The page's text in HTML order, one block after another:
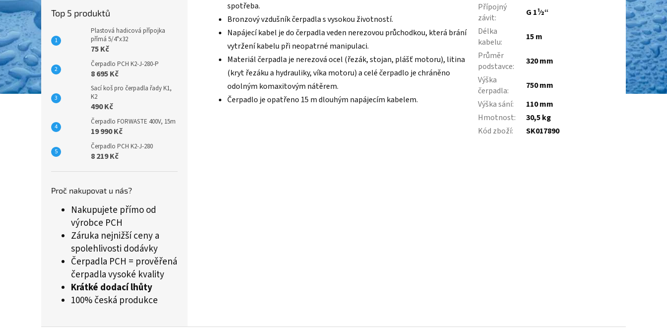
Top 5 produktů
Plastová hadicová přípojka
přímá 5/4"x32
75 Kč
Čerpadlo PCH K2-J-280-P
8 695 Kč
Sací koš pro čerpadla řady K1,
K2
490 Kč
Čerpadlo FORWASTE 400V, 15m
19 990 Kč
Čerpadlo PCH K2-J-280
8 219 Kč
Proč nakupovat u nás?
Nakupujete přímo od
výrobce PCH
Záruka nejnižší ceny a
spolehlivosti dodávky
Čerpadla PCH = prověřená
čerpadla vysoké kvality
Krátké dodací lhůty
100% česká produkce
spotřeba.
Bronzový vzdušník čerpadla s vysokou životností.
Napájecí kabel je do čerpadla veden nerezovou průchodkou, která brání
vytržení kabelu při neopatrné manipulaci.
Materiál čerpadla je nerezová ocel (řezák, stojan, plášť motoru), litina
(kryt řezáku a hydrauliky, víka motoru) a celé čerpadlo je chráněno
odolným komaxitovým nátěrem.
Čerpadlo je opatřeno 15 m dlouhým napájecím kabelem.
Přípojný
závit:
G 1¹⁄2“
Délka
kabelu:
15 m
Průměr
podstavce:
320 mm
Výška
čerpadla:
750 mm
Výška sání:
110 mm
Hmotnost:
30,5 kg
Kód zboží: SK017890